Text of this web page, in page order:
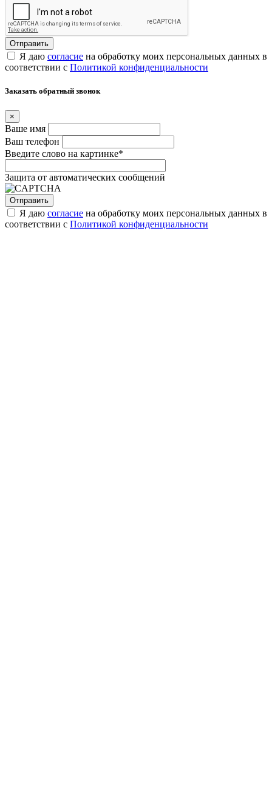
Я даю согласие на обработку моих персональных данных в
соответствии с Политикой конфиденциальности
Заказать обратный звонок
×
Ваше имя
Ваш телефон
Введите слово на картинке*
Защита от автоматических сообщений
Я даю согласие на обработку моих персональных данных в
соответствии с Политикой конфиденциальности